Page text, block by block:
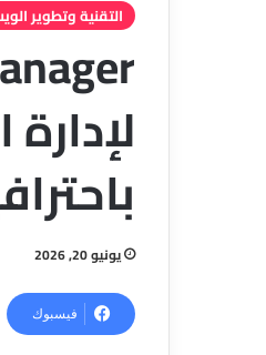
التقنية وتطوير
يونيو 20, 2026
فيسبوك